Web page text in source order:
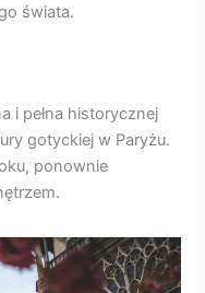
świata.
i pełna historycznej
gotyckiej w Paryżu.
ponownie